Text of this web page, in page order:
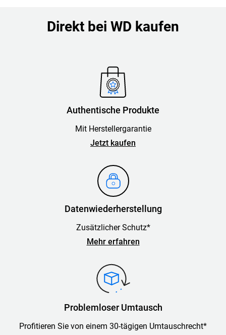
Direkt bei WD kaufen
Authentische Produkte
Mit Herstellergarantie
Jetzt kaufen
Datenwiederherstellung
Zusätzlicher Schutz*
Mehr erfahren
Problemloser Umtausch
Profitieren Sie von einem 30-tägigen Umtauschrecht*